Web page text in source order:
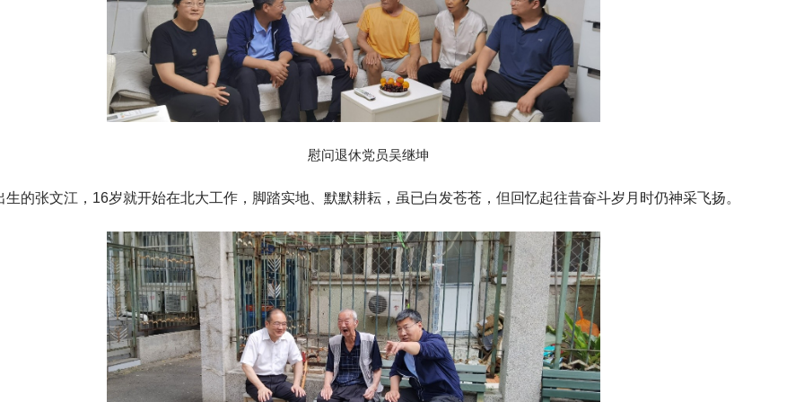
慰问退休党员吴继坤
生的张文江，16岁就开始在北大工作，脚踏实地、默默耕耘，虽已白发苍苍，但回忆起往昔奋斗岁月时仍神采飞扬。